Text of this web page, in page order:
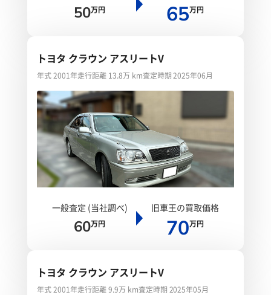
50万円 65万円
トヨタ クラウン アスリートV
年式 2001年走行距離 13.8万 km査定時期 2025年06月
一般査定 (当社調べ)
60万円
旧車王の買取価格
70万円
トヨタ クラウン アスリートV
年式 2001年走行距離 9.9万 km査定時期 2025年05月